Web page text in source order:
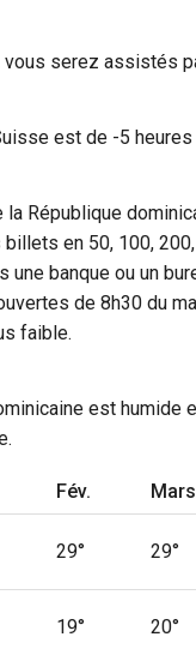
serez assistés
est de -5
la République
en 50, 100,
une banque ou un
de 8h30 du
faible.
est
Fév. Mars
29° 29°
19° 20°